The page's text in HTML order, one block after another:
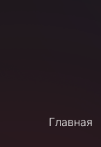
Главная